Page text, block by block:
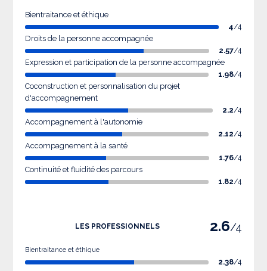
Bientraitance et éthique
4/4
Droits de la personne accompagnée
2.57/4
Expression et participation de la personne accompagnée
1.98/4
Coconstruction et personnalisation du projet
d'accompagnement
2.2/4
Accompagnement à l'autonomie
2.12/4
Accompagnement à la santé
1.76/4
Continuité et fluidité des parcours
1.82/4
LES PROFESSIONNELS 2.6/4
Bientraitance et éthique
2.38/4